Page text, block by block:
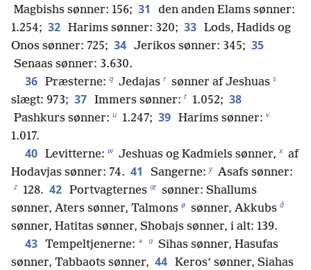
Magbishs sønner: 156; 31
den anden Elams sønner:
1.254; 32 Harims sønner: 320; 33 Lods, Hadids og
Onos sønner: 725; 34 Jerikos sønner: 345; 35
Senaas sønner: 3.630.
36 Præsterne: q Jedajas r sønner af Jeshuas s
slægt: 973; 37 Immers sønner: t 1.052; 38
Pashkurs sønner: u 1.247; 39 Harims sønner: v
1.017.
40 Levitterne: w Jeshuas og Kadmiels sønner, x af
Hodavjas sønner: 74. 41 Sangerne: y Asafs sønner:
z 128. 42 Portvagternes æ sønner: Shallums
sønner, Aters sønner, Talmons ø sønner, Akkubs å
sønner, Hatitas sønner, Shobajs sønner, i alt: 139.
43 Tempeltjenerne: * a Sihas sønner, Hasufas
sønner, Tabbaots sønner, 44 Keros’ sønner, Siahas